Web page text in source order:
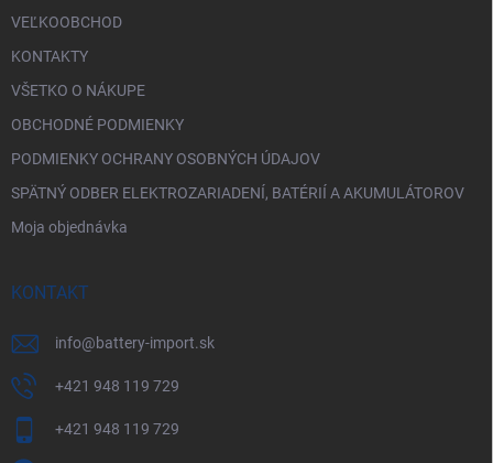
VEĽKOOBCHOD
KONTAKTY
VŠETKO O NÁKUPE
OBCHODNÉ PODMIENKY
PODMIENKY OCHRANY OSOBNÝCH ÚDAJOV
SPÄTNÝ ODBER ELEKTROZARIADENÍ, BATÉRIÍ A AKUMULÁTOROV
Moja objednávka
KONTAKT
info@battery-import.sk
+421 948 119 729
+421 948 119 729